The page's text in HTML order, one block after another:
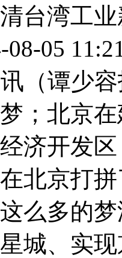
台湾工
08-05
（谭少容
；北京
济开发
北京打
多的梦
城、实